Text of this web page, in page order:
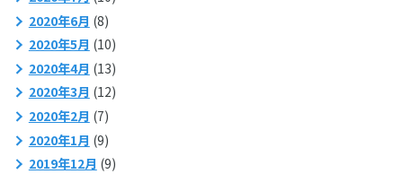
2020年6月 (8)
2020年5月 (10)
2020年4月 (13)
2020年3月 (12)
2020年2月 (7)
2020年1月 (9)
2019年12月 (9)